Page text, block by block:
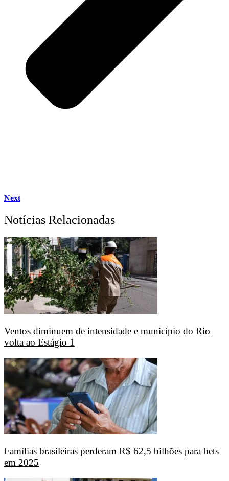
Next
Notícias Relacionadas
Ventos diminuem de intensidade e município do Rio
volta ao Estágio 1
Famílias brasileiras perderam R$ 62,5 bilhões para bets
em 2025